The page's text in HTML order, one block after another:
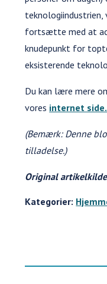
teknologiindustrien,
fortsætte med at
knudepunkt for
eksisterende
Du kan lære mere
vores internet side.
(Bemærk: Denne
tilladelse.)
Original
Kategorier: